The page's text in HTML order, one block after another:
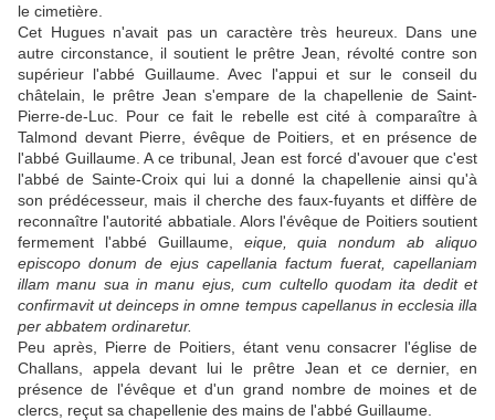
le cimetière.
Cet Hugues n'avait pas un caractère très heureux. Dans une
autre circonstance, il soutient le prêtre Jean, révolté contre son
supérieur l'abbé Guillaume. Avec l'appui et sur le conseil du
châtelain, le prêtre Jean s'empare de la chapellenie de Saint-
Pierre-de-Luc. Pour ce fait le rebelle est cité à comparaître à
Talmond devant Pierre, évêque de Poitiers, et en présence de
l'abbé Guillaume. A ce tribunal, Jean est forcé d'avouer que c'est
l'abbé de Sainte-Croix qui lui a donné la chapellenie ainsi qu'à
son prédécesseur, mais il cherche des faux-fuyants et diffère de
reconnaître l'autorité abbatiale. Alors l'évêque de Poitiers soutient
fermement l'abbé Guillaume, eique, quia nondum ab aliquo
episcopo donum de ejus capellania factum fuerat, capellaniam
illam manu sua in manu ejus, cum cultello quodam ita dedit et
confirmavit ut deinceps in omne tempus capellanus in ecclesia illa
per abbatem ordinaretur.
Peu après, Pierre de Poitiers, étant venu consacrer l'église de
Challans, appela devant lui le prêtre Jean et ce dernier, en
présence de l'évêque et d'un grand nombre de moines et de
clercs, reçut sa chapellenie des mains de l'abbé Guillaume.